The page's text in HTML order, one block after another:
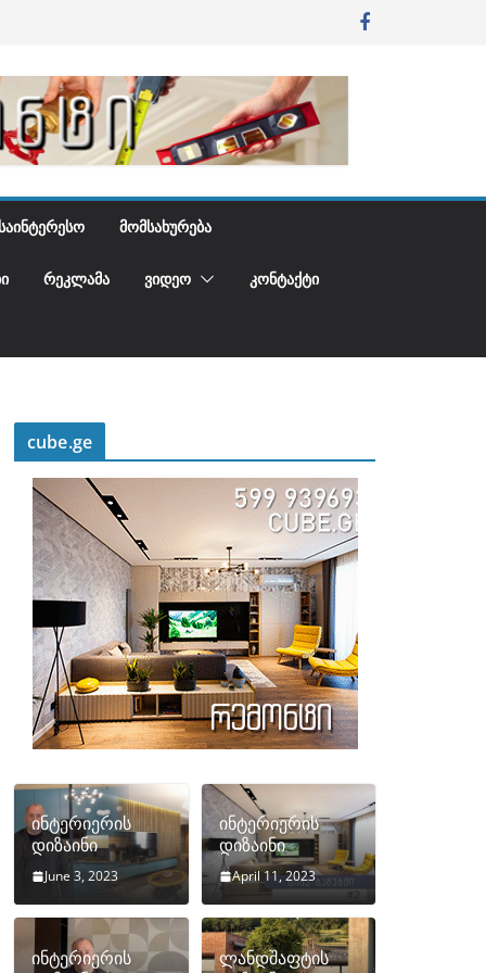
ᲡᲐᲘᲜᲢᲔᲠᲔᲡᲝ ᲛᲝᲛᲡᲐᲮᲣᲠᲔᲑᲐ
ᲠᲔᲙᲚᲐᲛᲐ ᲕᲘᲓᲔᲝ ᲙᲝᲜᲢᲐᲥᲢᲘ
cube.ge
ინტერიერის
დიზაინი
June 3, 2023
ინტერიერის
დიზაინი
April 11, 2023
ინტერიერის
ლანდშაფტის